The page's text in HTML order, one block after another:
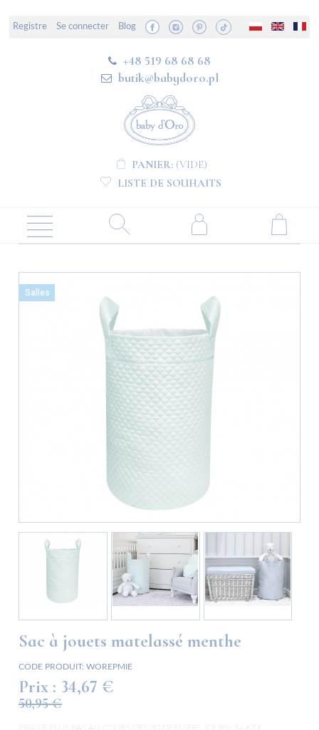
Registre Se connecter Blog
+48 519 68 68 68
butik@babydoro.pl
PANIER: (VIDE)
LISTE DE SOUHAITS
Salles
Sac à jouets matelassé menthe
CODE PRODUIT: WOREPMIE
Prix : 34,67 €
50,95 €
PRIX LE PLUS BAS AU COURS DES 30 DERNIERS JOURS: 34.67 €